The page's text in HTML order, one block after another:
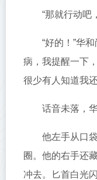
“那就行动吧
“好的！”华
病，我提醒一下
很少有人知道我
话音未落，
他左手从口
圈。他的右手还
冲去。匕首白光